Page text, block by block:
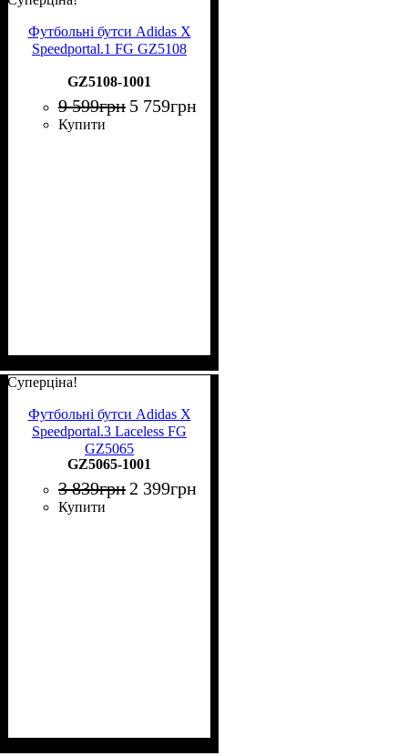
Футбольні бутси Adidas X
Speedportal.1 FG GZ5108
GZ5108-1001
9 599грн 5 759грн
Купити
Суперціна!
Футбольні бутси Adidas X
Speedportal.3 Laceless FG
GZ5065
GZ5065-1001
3 839грн 2 399грн
Купити